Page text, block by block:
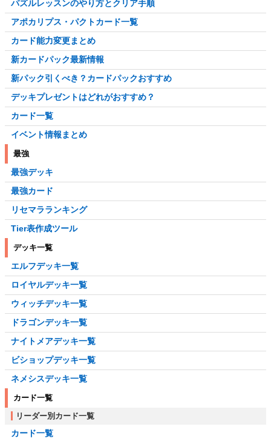
パズルレッスンのやり方とクリア手順
アポカリプス・パクトカード一覧
カード能力変更まとめ
新カードパック最新情報
新パック引くべき？カードパックおすすめ
デッキプレゼントはどれがおすすめ？
カード一覧
イベント情報まとめ
最強
最強デッキ
最強カード
リセマラランキング
Tier表作成ツール
デッキ一覧
エルフデッキ一覧
ロイヤルデッキ一覧
ウィッチデッキ一覧
ドラゴンデッキ一覧
ナイトメアデッキ一覧
ビショップデッキ一覧
ネメシスデッキ一覧
カード一覧
リーダー別カード一覧
カード一覧